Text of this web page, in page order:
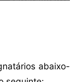
abaixo-